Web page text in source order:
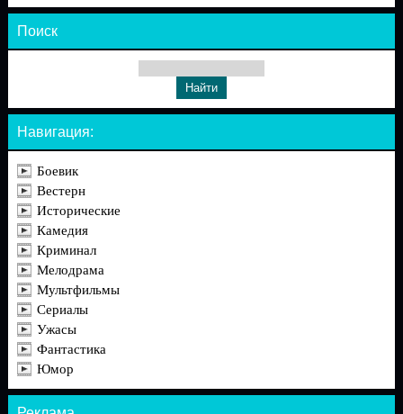
Поиск
Навигация:
Боевик
Вестерн
Исторические
Камедия
Криминал
Мелодрама
Мультфильмы
Сериалы
Ужасы
Фантастика
Юмор